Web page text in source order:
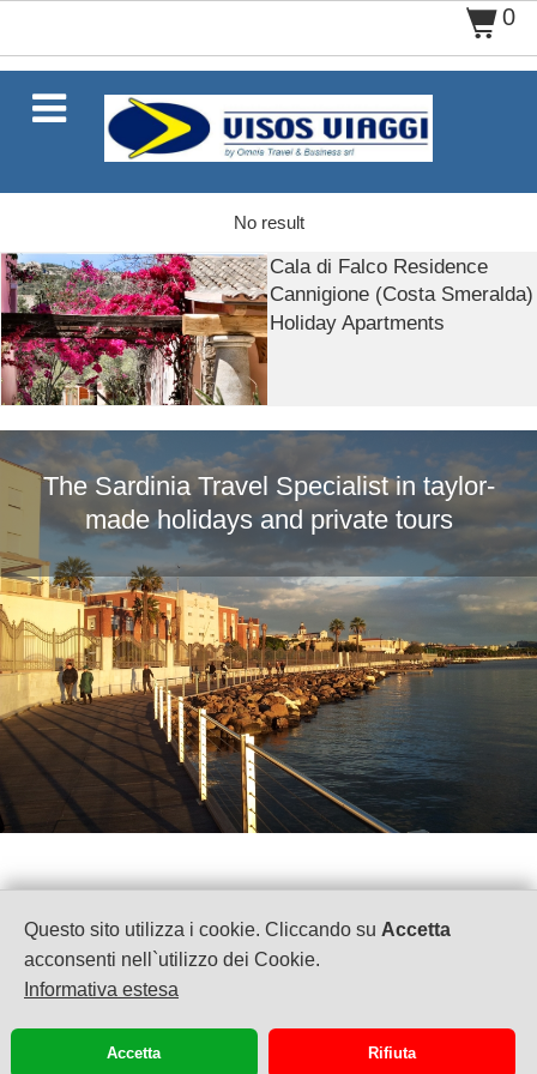
Questo sito utilizza i cookie. Cliccando su Accetta
acconsenti nell`utilizzo dei Cookie.
Informativa estesa
Accetta Rifiuta
$ 0

No result
Cala di Falco Residence
Cannigione (Costa Smeralda)
Holiday Apartments
The Sardinia Travel Specialist in taylor-
made holidays and private tours
Visos Viaggi by Omnia Travel & Business s.r.l.
P.IVA: 02958050920
Via G. Puccini 41
Cagliari